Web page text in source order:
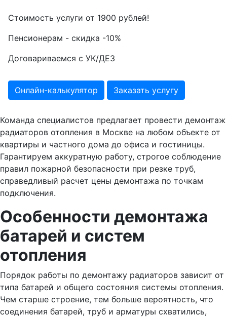
Стоимость услуги от 1900 рублей!
Пенсионерам - скидка -10%
Договариваемся с УК/ДЕЗ
Онлайн-калькулятор Заказать услугу
Команда специалистов предлагает провести демонтаж
радиаторов отопления в Москве на любом объекте от
квартиры и частного дома до офиса и гостиницы.
Гарантируем аккуратную работу, строгое соблюдение
правил пожарной безопасности при резке труб,
справедливый расчет цены демонтажа по точкам
подключения.
Особенности демонтажа
батарей и систем
отопления
Порядок работы по демонтажу радиаторов зависит от
типа батарей и общего состояния системы отопления.
Чем старше строение, тем больше вероятность, что
соединения батарей, труб и арматуры схватились,